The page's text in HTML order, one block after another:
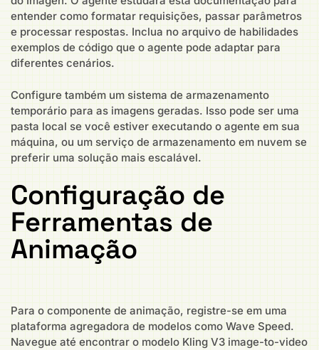
entender como formatar requisições, passar parâmetros
e processar respostas. Inclua no arquivo de habilidades
exemplos de código que o agente pode adaptar para
diferentes cenários.
Configure também um sistema de armazenamento
temporário para as imagens geradas. Isso pode ser uma
pasta local se você estiver executando o agente em sua
máquina, ou um serviço de armazenamento em nuvem se
preferir uma solução mais escalável.
Configuração de
Ferramentas de
Animação
Para o componente de animação, registre-se em uma
plataforma agregadora de modelos como Wave Speed.
Navegue até encontrar o modelo Kling V3 image-to-video